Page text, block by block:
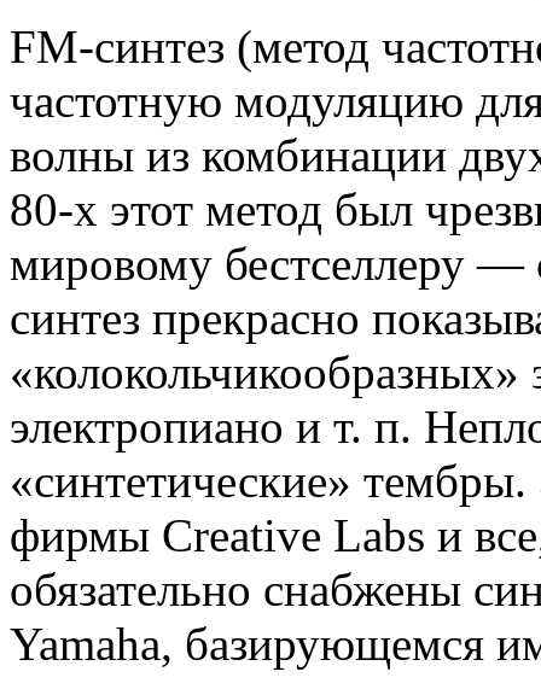
FM-синтез (метод
частотную модуляцию
волны из комбинации
80-х этот метод был
мировому бестселлеру —
синтез прекрасно
«колокольчикообразных»
электропиано и т. п.
«синтетические»
фирмы Creative Labs и
обязательно снабжены
Yamaha, базирующемся